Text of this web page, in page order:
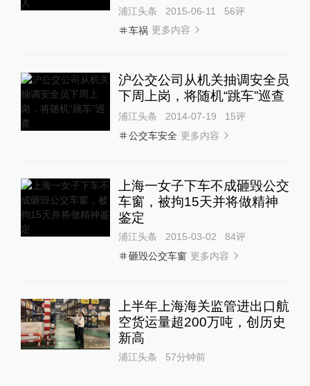
浦江头条 2015-06-11 56评
车祸 更多内容
沪公交公司从机关抽调安全员
下周上岗，将随机“跳车”巡查
浦江头条 2014-07-19 15评
公交车安全 更多内容
上海一女子下车不成砸毁公交
车窗，被拘15天并将做精神
鉴定
浦江头条 2015-03-02 84评
砸毁公交车窗 更多内容
上半年上海海关监管进出口航
空货运量超200万吨，创历史
新高
浦江头条 57分钟前